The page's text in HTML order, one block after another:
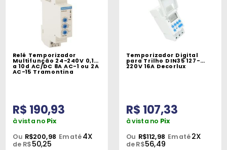
Máquinas
Iluminação
Construção
Materiais
Elétricos
Relé Temporizador
Multifunção 24-240V 0,1s
a 10d AC/DC 8A AC-1 ou 2A
AC-15 Tramontina
R$ 190,93
à vista no Pix
Ou R$200,98 Em até4X
de R$50,25
Temporizador Digital
para Trilho DIN35 127-
220V 16A Decorlux
R$ 107,33
à vista no Pix
Ou R$112,98 Em até2X
de R$56,49